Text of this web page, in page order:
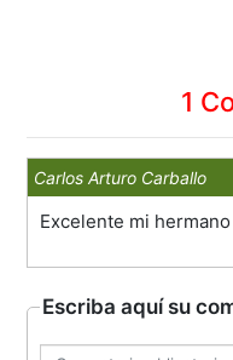
1
Carlos Arturo Carballo
Excelente mi hermano
Escriba aquí su